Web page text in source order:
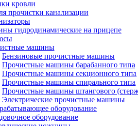
кровли
прочистки канализации
гидродинамические на прицепе
машины
Бензиновые прочистные машины
Прочистные машины барабанного типа
Прочистные машины секционного типа
Прочистные машины спирального типа
Прочистные машины штангового
Электрические прочистные машины
оборудование
оборудование